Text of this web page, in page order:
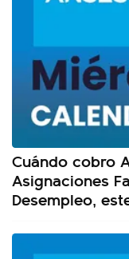
Cuándo cobro
Asignaciones
Desempleo,